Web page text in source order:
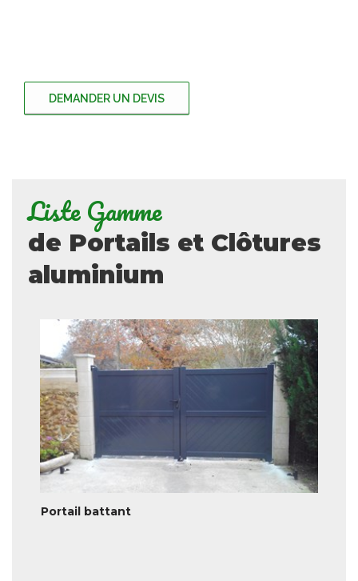
DEMANDER UN DEVIS
Liste Gamme
de Portails et Clôtures
aluminium
Portail battant